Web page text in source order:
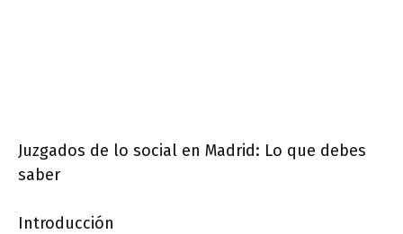
Juzgados de lo social en Madrid: Lo que debes
saber
Introducción